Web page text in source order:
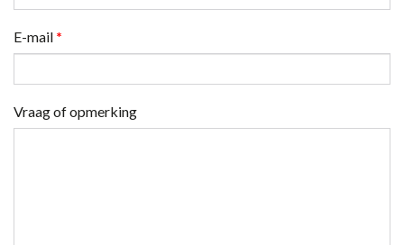
E-mail *
Vraag of opmerking